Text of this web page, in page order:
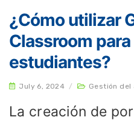
¿Cómo utilizar
Classroom
estudiantes?
July 6, 2024 / Gestión del
La creación de